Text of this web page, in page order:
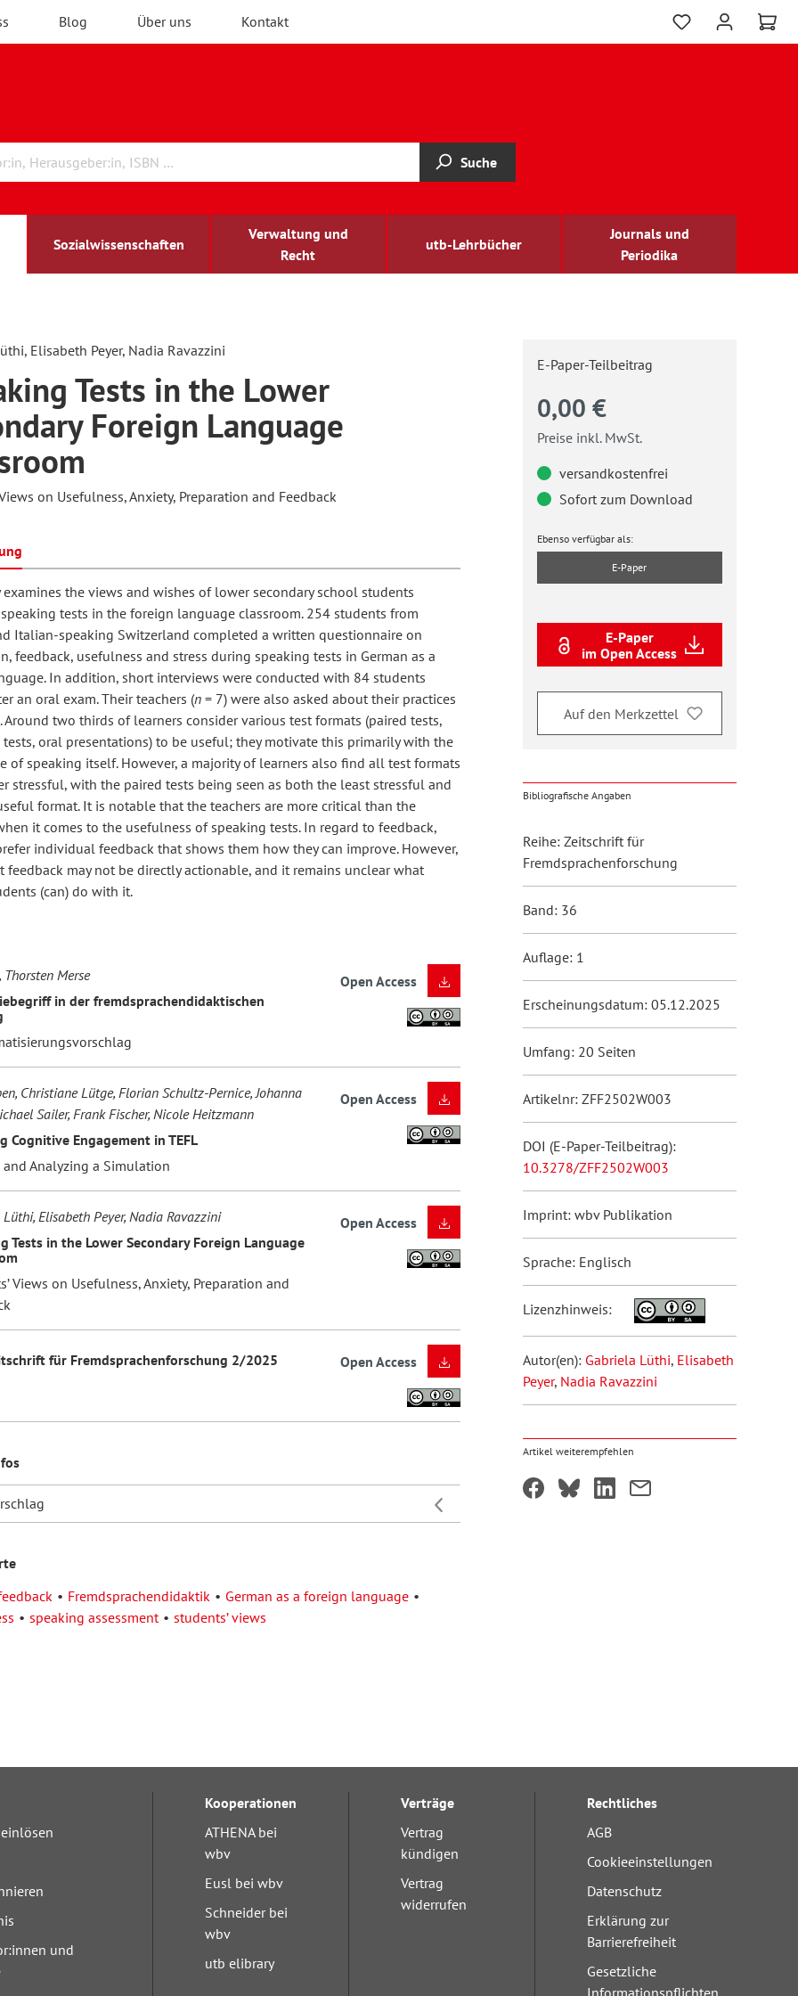
Blog Über uns Kontakt
Suche
Sozialwissenschaften
Verwaltung und
Recht
utb-Lehrbücher
Journals und
Periodika
Bildung
Bildung
Schule und Unterricht
und Wissenschaft
Arbeit
und Unterrichtsforschung
und
forum
Erwachsenenbildung
Forum
für
Elisabeth Peyer, Nadia Ravazzini
Tests in the Lower
Foreign Language
on Usefulness, Anxiety, Preparation and Feedback
examines the views and wishes of lower secondary school students
tests in the foreign language classroom. 254 students from
Italian-speaking Switzerland completed a written questionnaire on
feedback, usefulness and stress during speaking tests in German as a
In addition, short interviews were conducted with 84 students
an oral exam. Their teachers (n = 7) were also asked about their practices
Around two thirds of learners consider various test formats (paired tests,
oral presentations) to be useful; they motivate this primarily with the
of speaking itself. However, a majority of learners also find all test formats
stressful, with the paired tests being seen as both the least stressful and
format. It is notable that the teachers are more critical than the
it comes to the usefulness of speaking tests. In regard to feedback,
individual feedback that shows them how they can improve. However,
feedback may not be directly actionable, and it remains unclear what
(can) do with it.
Thorsten Merse
in der fremdsprachendidaktischen
Open Access
Christiane Lütge, Florian Schultz-Pernice, Johanna
Sailer, Frank Fischer, Nicole Heitzmann
Cognitive Engagement in TEFL
Analyzing a Simulation
Open Access
Elisabeth Peyer, Nadia Ravazzini
Tests in the Lower Secondary Foreign Language
Views on Usefulness, Anxiety, Preparation and
Open Access
für Fremdsprachenforschung 2/2025 Open Access
Fremdsprachendidaktik
German as a foreign language
speaking assessment students’ views
E-Paper-Teilbeitrag
0,00 €
Preise inkl. MwSt.
versandkostenfrei
Sofort zum Download
Ebenso verfügbar als:
E-Paper
E-Paper
im Open Access
Auf den Merkzettel
Bibliografische Angaben
Reihe: Zeitschrift für
Fremdsprachenforschung
Band: 36
Auflage: 1
Erscheinungsdatum: 05.12.2025
Umfang: 20 Seiten
Artikelnr: ZFF2502W003
DOI (E-Paper-Teilbeitrag):
10.3278/ZFF2502W003
Imprint: wbv Publikation
Sprache: Englisch
Lizenzhinweis:
Autor(en): Gabriela Lüthi, Elisabeth
Peyer, Nadia Ravazzini
Artikel weiterempfehlen
und
Kooperationen
ATHENA bei
wbv
Eusl bei wbv
Schneider bei
wbv
utb elibrary
Verträge
Vertrag
kündigen
Vertrag
widerrufen
Rechtliches
AGB
Cookieeinstellungen
Datenschutz
Erklärung zur
Barrierefreiheit
Gesetzliche
Informationspflichten